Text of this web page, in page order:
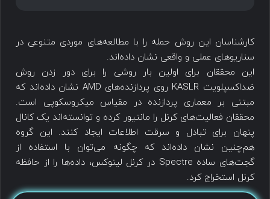
کارشناسان این روش حمله‌ را با مطالعه‌های موردی متنوعی در
سناریوهای عملی و واقعی نشان داده‌اند.
این محققان برای اولین بار روشی را برای دور زدن روش
ضداکسپلویت KASLR روی پردازنده‌های AMD نشان داده‌اند که
مبتنی بر معماری پردازنده در مقیاس میکروسکوپی است.
محققان فعالیت‌های کرنل را مانتیور کرده و توانسته‌اند یک کانال
پنهان برای تبادل و سرقت اطلاعات ایجاد کنند. این گروه
هم‌چنین نشان داده‌اند که چگونه می‌توان با استفاده از
گجت‌های ساده Spectre در کرنل لینوکس، داده‌ها را از حافظه
کرنل استخراج کرد.